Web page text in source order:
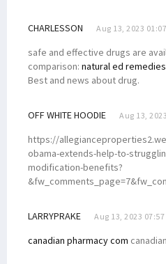
CHARLESSON Aug 13, 2023
safe and effective drugs are
comparison: natural ed remedies
Best and news about drug.
OFF WHITE HOODIE Aug 13,
https://
obama-extends-help-to-
modification-benefits?
LARRYPRAKE Aug 13, 2023
canadian pharmacy com